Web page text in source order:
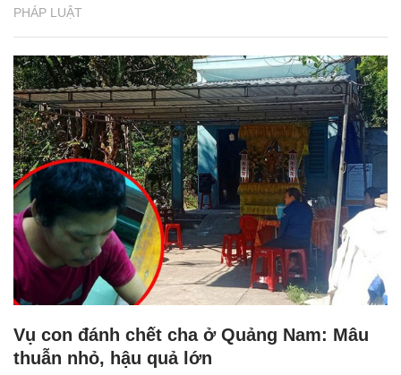
PHÁP LUẬT
Vụ con đánh chết cha ở Quảng Nam: Mâu
thuẫn nhỏ, hậu quả lớn